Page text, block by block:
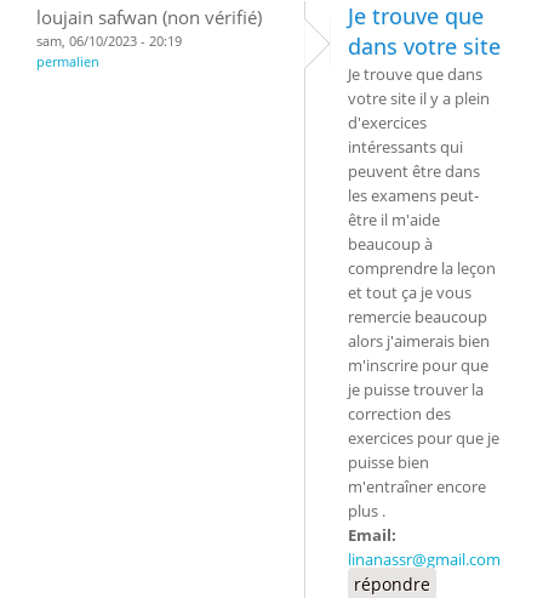
loujain safwan (non vérifié)
sam, 06/10/2023 - 20:19
permalien
Je trouve que
dans votre site
Je trouve que dans
votre site il y a plein
d'exercices
intéressants qui
peuvent être dans
les examens peut-
être il m'aide
beaucoup à
comprendre la leçon
et tout ça je vous
remercie beaucoup
alors j'aimerais bien
m'inscrire pour que
je puisse trouver la
correction des
exercices pour que je
puisse bien
m'entraîner encore
plus .
Email:
linanassr@gmail.com
répondre